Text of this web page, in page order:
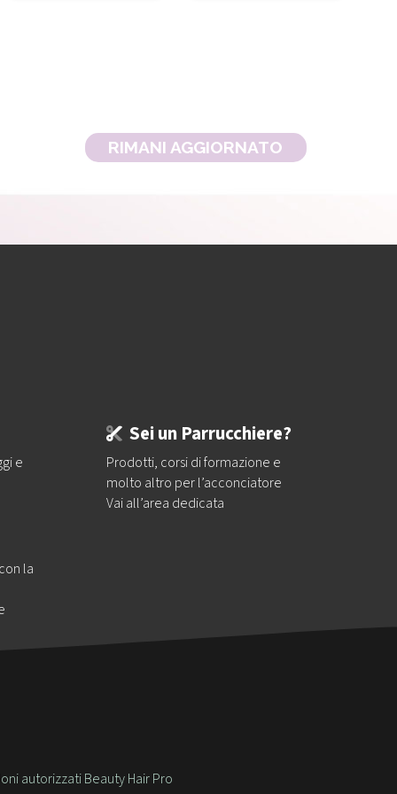
RIMANI AGGIORNATO
e
la
Sei un Parrucchiere?
Prodotti, corsi di formazione e
molto altro per l’acconciatore
Vai all’area dedicata
autorizzati Beauty Hair Pro